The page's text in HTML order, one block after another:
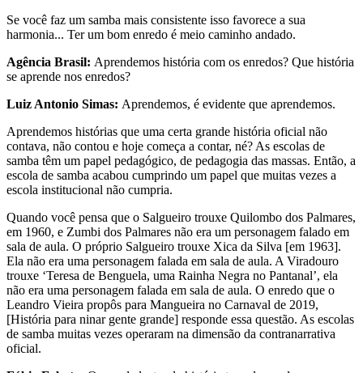
Se você faz um samba mais consistente isso favorece a sua
harmonia... Ter um bom enredo é meio caminho andado.
Agência Brasil: Aprendemos história com os enredos? Que história
se aprende nos enredos?
Luiz Antonio Simas: Aprendemos, é evidente que aprendemos.
Aprendemos histórias que uma certa grande história oficial não
contava, não contou e hoje começa a contar, né? As escolas de
samba têm um papel pedagógico, de pedagogia das massas. Então, a
escola de samba acabou cumprindo um papel que muitas vezes a
escola institucional não cumpria.
Quando você pensa que o Salgueiro trouxe Quilombo dos Palmares,
em 1960, e Zumbi dos Palmares não era um personagem falado em
sala de aula. O próprio Salgueiro trouxe Xica da Silva [em 1963].
Ela não era uma personagem falada em sala de aula. A Viradouro
trouxe ‘Teresa de Benguela, uma Rainha Negra no Pantanal’, ela
não era uma personagem falada em sala de aula. O enredo que o
Leandro Vieira propôs para Mangueira no Carnaval de 2019,
[História para ninar gente grande] responde essa questão. As escolas
de samba muitas vezes operaram na dimensão da contranarrativa
oficial.